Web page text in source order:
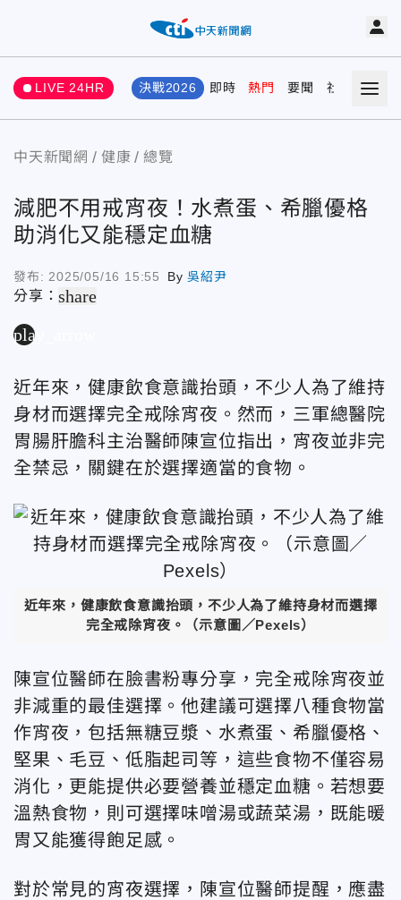
LIVE 24HR 決戰2026 即時 熱門 要聞 社會 娛樂
中天新聞網 健康 總覽
減肥不用戒宵夜！水煮蛋、希臘優格
助消化又能穩定血糖
發布: 2025/05/16 15:55 By吳紹尹
分享：share
play_arrow
近年來，健康飲食意識抬頭，不少人為了維持
身材而選擇完全戒除宵夜。然而，三軍總醫院
胃腸肝膽科主治醫師陳宣位指出，宵夜並非完
全禁忌，關鍵在於選擇適當的食物。
近年來，健康飲食意識抬頭，不少人為了維持身材而選擇
完全戒除宵夜。（示意圖／Pexels）
陳宣位醫師在臉書粉專分享，完全戒除宵夜並
非減重的最佳選擇。他建議可選擇八種食物當
作宵夜，包括無糖豆漿、水煮蛋、希臘優格、
堅果、毛豆、低脂起司等，這些食物不僅容易
消化，更能提供必要營養並穩定血糖。若想要
溫熱食物，則可選擇味噌湯或蔬菜湯，既能暖
胃又能獲得飽足感。
對於常見的宵夜選擇，陳宣位醫師提醒，應盡